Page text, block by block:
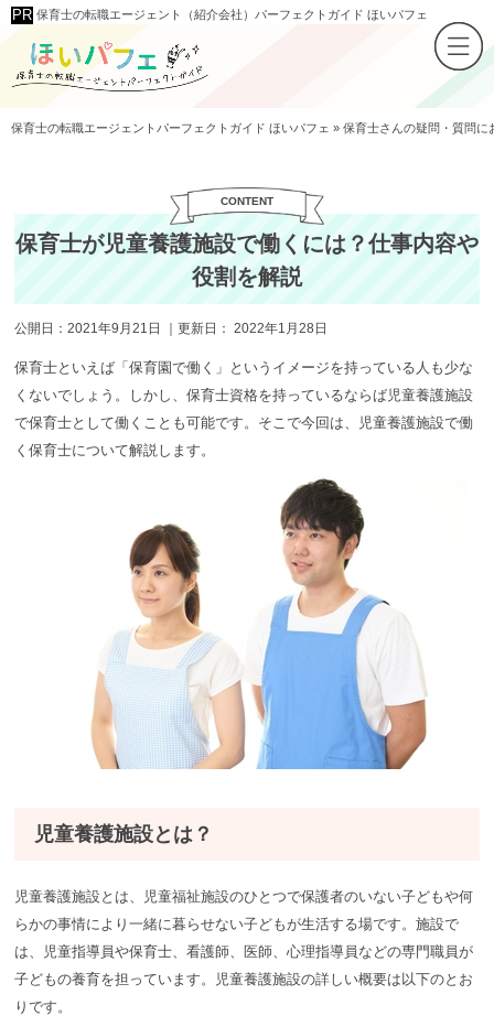
保育士の転職エージェント（紹介会社）パーフェクトガイド ほいパフェ
保育士の転職エージェントパーフェクトガイド ほいパフェ » 保育士さんの疑問・質問に
保育士が児童養護施設で働くには？仕事内容や
役割を解説
公開日：2021年9月21日 ｜更新日：2022年1月28日
保育士といえば「保育園で働く」というイメージを持っている人も少な
くないでしょう。しかし、保育士資格を持っているならば児童養護施設
で保育士として働くことも可能です。そこで今回は、児童養護施設で働
く保育士について解説します。
児童養護施設とは？
児童養護施設とは、児童福祉施設のひとつで保護者のいない子どもや何
らかの事情により一緒に暮らせない子どもが生活する場です。施設で
は、児童指導員や保育士、看護師、医師、心理指導員などの専門職員が
子どもの養育を担っています。児童養護施設の詳しい概要は以下のとお
りです。